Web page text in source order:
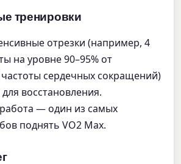
тренировки
отрезки (например, 4
на уровне 90–95% от
сердечных сокращений)
восстановления.
— один из самых
поднять VO2 Max.